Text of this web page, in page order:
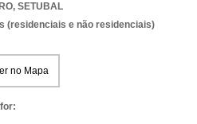
, SETUBAL
(residenciais e não residenciais)
no Mapa